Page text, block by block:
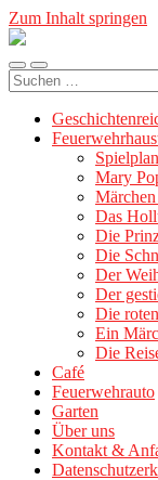
Zum Inhalt springen
Geschichtenreich
Mobile-
Menü
Suchfeld
ein-/ausblenden
Suche
nach:
Mary
Das
Die
Die
Der
Der
Die
Ein
Die
Café
Feuerwehrauto
Garten
Über uns
Kontakt &